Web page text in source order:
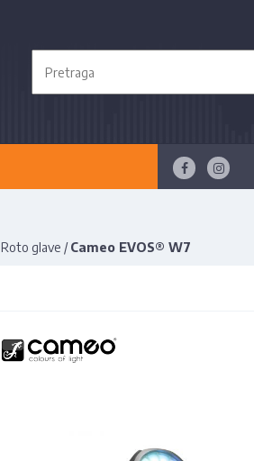
Roto glave / Cameo EVOS® W7